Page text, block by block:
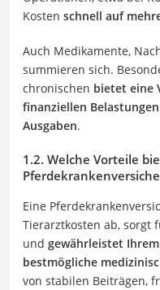
Kosten schnell auf
Auch Medikamente,
summieren sich.
chronischen bietet eine
finanziellen
Ausgaben.
1.2. Welche Vorteile
Eine
Tierarztkosten ab, sorgt
und gewährleistet
bestmögliche
von stabilen Beiträgen,